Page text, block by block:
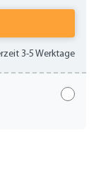
Wert ein
3-5 Werktage